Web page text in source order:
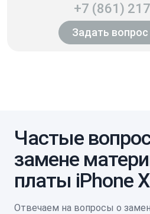
+7 (861)
Задать
Частые
замене
платы iPhone
Отвечаем на вопросы о